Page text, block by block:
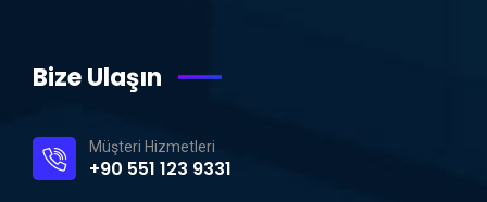
Bize Ulaşın
Müşteri Hizmetleri
+90 551 123 9331